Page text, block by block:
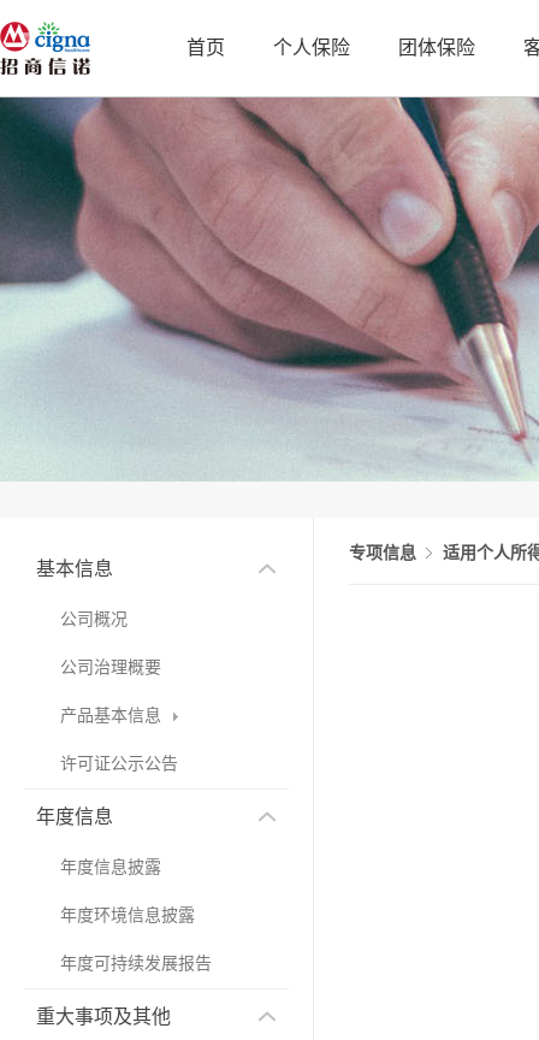
首页 个人保险 团体保险
基本信息
公司概况
公司治理概要
产品基本信息
许可证公示公告
年度信息
年度信息披露
年度环境信息披露
年度可持续发展报告
重大事项及其他
专项信息 适用个人所